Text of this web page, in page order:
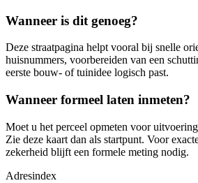
Wanneer is dit genoeg?
Deze straatpagina helpt vooral bij snelle
huisnummers, voorbereiden van een
eerste bouw- of tuinidee logisch past.
Wanneer formeel laten inmeten?
Moet u het perceel opmeten voor
Zie deze kaart dan als startpunt. Voor
zekerheid blijft een formele meting nodig.
Adresindex